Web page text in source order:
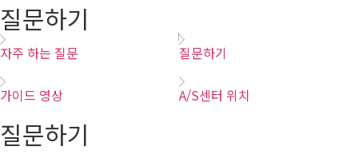
질문하기
자주 하는 질문 질문하기
가이드 영상 A/S센터 위치
질문하기